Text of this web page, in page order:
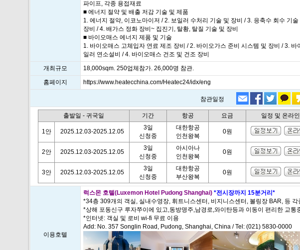
파이프, 각종 용접재료
■ 에너지 절약 및 배출 저감 기술 및 제품
1. 에너지 절약, 이코노마이저 / 2. 보일러 수처리 기술 및 장비 / 3. 응축수 회수 기술
장비 / 4. 배가스 정화 장비~ 집진기, 탈황, 탈질 기술 및 장비
■ 바이오매스 에너지 제품 및 기술
1. 바이오매스 고체입자 연료 제조 장비 / 2. 바이오가스 준비 시스템 및 장비 / 3. 바
일러 연소설비 / 4. 바이오매스 건조 및 건조 장비
개최규모
18,000sqm. 250업체참가. 26,000명 참관.
홈페이지
https://www.heatecchina.com/Heatec24/idx/eng
참관일정
출발일 - 귀국일 기간 항공 요금 일정 및 온라
1안 2025.12.03-2025.12.05
3일
신청중
대한항공
인천왕복
0원
2안 2025.12.03-2025.12.05
3일
신청중
아시아나
인천왕복
0원
3안 2025.12.03-2025.12.05
3일
신청중
대한항공
부산왕복
0원
이용호텔
럭스몬 호텔(Luxemon Hotel Pudong Shanghai) *전시장까지 15분거리*
*34층 309개의 객실, 실내수영장, 휘트니스센터, 비지니스센터, 볼링장 BAR, 등 각
*상해 포동신구 루자쭈이에 있고,동방명주,남경로,와이탄등과 이동이 편리한 교통
*인터넷: 객실 및 로비 wi-fi 무료 이용
Add: No. 357 Songlin Road, Pudong, Shanghai, China / Tel: (021) 5830-0000